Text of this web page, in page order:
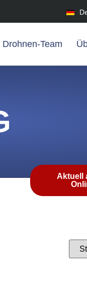
Drohnen-Team
Aktuell